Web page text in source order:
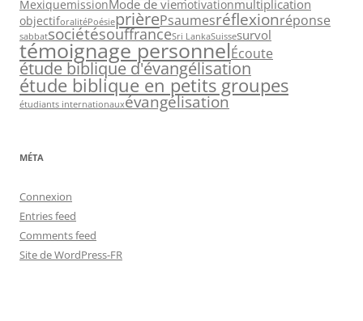
MexiquemissionMode de viemotivationmultiplication
objectiforalitéPoésieprièrePsaumesréflexionréponse
sabbatsociétésouffranceSri LankaSuissesurvol
témoignage personnelÉcoute
étude biblique d'évangélisation
étude biblique en petits groupes
étudiants internationauxévangélisation
MÉTA
Connexion
Entries feed
Comments feed
Site de WordPress-FR